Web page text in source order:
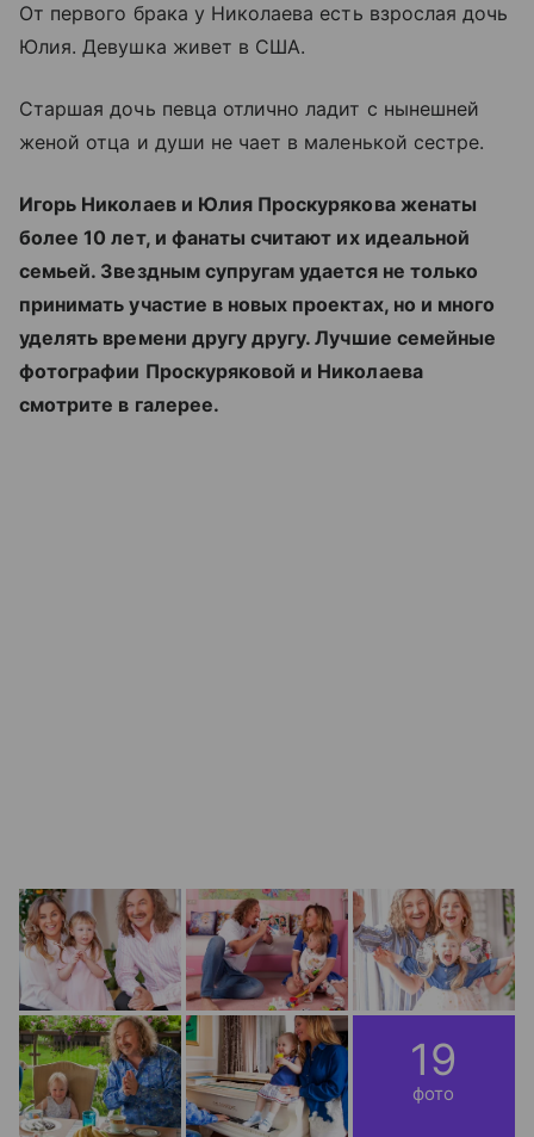
От первого брака у Николаева есть взрослая дочь
Юлия. Девушка живет в США.
Старшая дочь певца отлично ладит с нынешней
женой отца и души не чает в маленькой сестре.
Игорь Николаев и Юлия Проскурякова женаты
более 10 лет, и фанаты считают их идеальной
семьей. Звездным супругам удается не только
принимать участие в новых проектах, но и много
уделять времени другу другу. Лучшие семейные
фотографии Проскуряковой и Николаева
смотрите в галерее.
19
фото